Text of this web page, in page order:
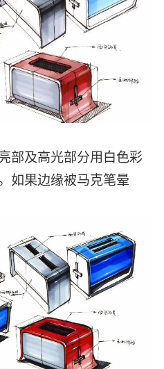
部及高光部分用白色彩
如果边缘被马克笔晕